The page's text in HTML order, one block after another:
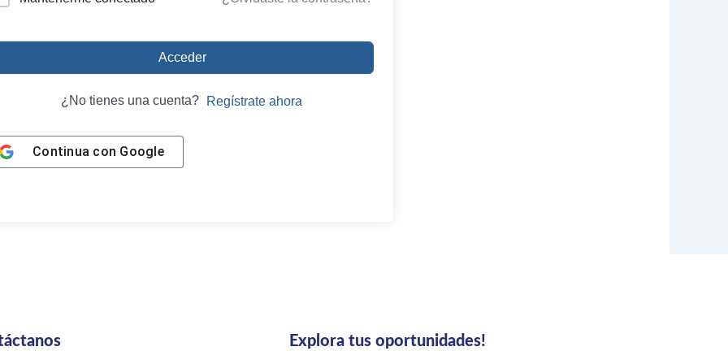
Acceder
¿No tienes una cuenta? Regístrate ahora
Continua con Google
Explora tus oportunidades!